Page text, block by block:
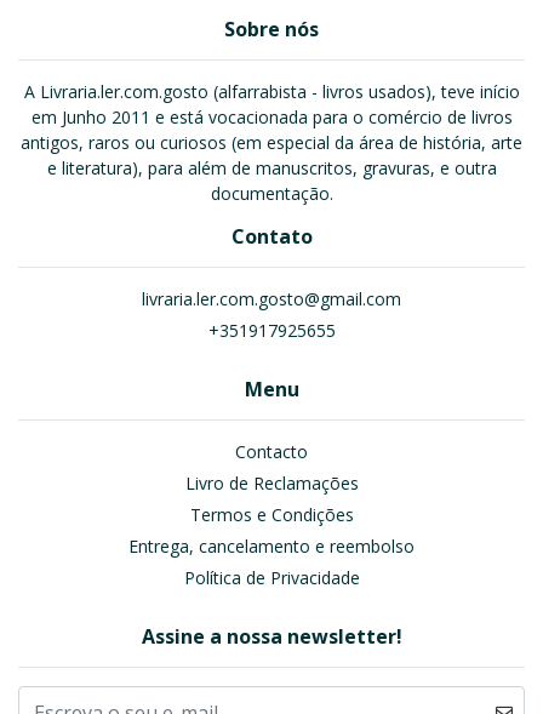
Sobre nós
A Livraria.ler.com.gosto (alfarrabista - livros usados), teve início
em Junho 2011 e está vocacionada para o comércio de livros
antigos, raros ou curiosos (em especial da área de história, arte
e literatura), para além de manuscritos, gravuras, e outra
documentação.
Contato
livraria.ler.com.gosto@gmail.com
+351917925655
Menu
Contacto
Livro de Reclamações
Termos e Condições
Entrega, cancelamento e reembolso
Política de Privacidade
Assine a nossa newsletter!